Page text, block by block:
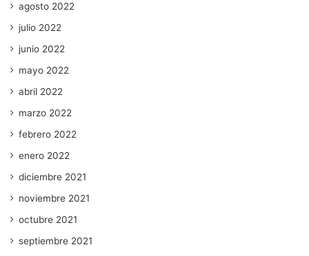
agosto 2022
julio 2022
junio 2022
mayo 2022
abril 2022
marzo 2022
febrero 2022
enero 2022
diciembre 2021
noviembre 2021
octubre 2021
septiembre 2021